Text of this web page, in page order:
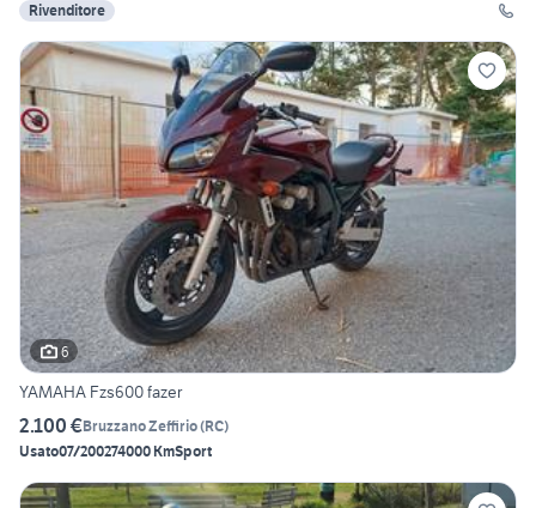
Rivenditore
6
YAMAHA Fzs600 fazer
2.100 €Bruzzano Zeffirio(RC)
Usato07/200274000 KmSport